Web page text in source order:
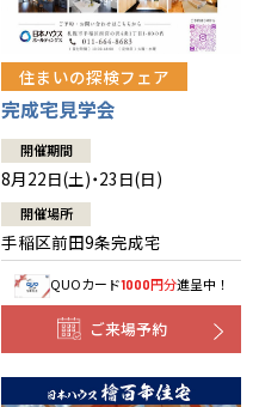
住まいの探検フェア
完成宅見学会
開催期間
8月22日(土)・23日(日)
開催場所
手稲区前田9条完成宅
QUOカード1000円分進呈中！
ご来場予約